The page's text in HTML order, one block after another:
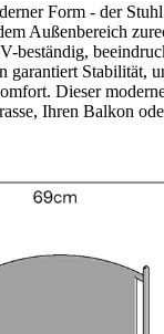
Form - der
Außenbereich
beständig,
garantiert Stabilität,
Dieser
Ihren Balkon